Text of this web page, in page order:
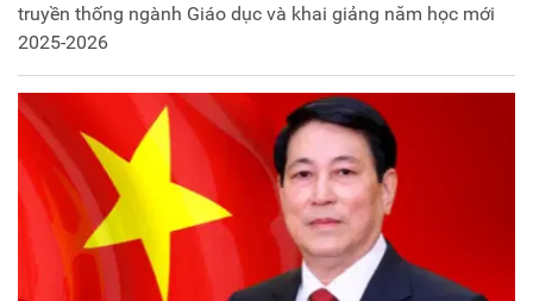
truyền thống ngành Giáo dục và khai giảng năm học mới
2025-2026